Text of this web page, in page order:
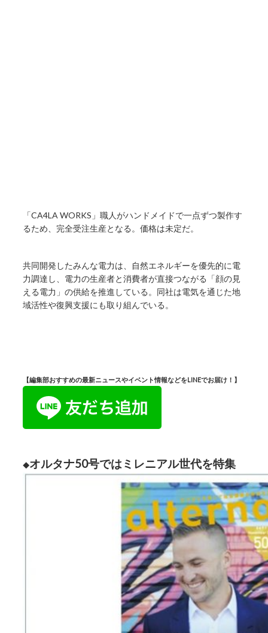
「CA4LA WORKS」職人がハンドメイドで一点ずつ製作す
るため、完全受注生産となる。価格は未定だ。
共同開発したみんな電力は、自然エネルギーを優先的に電
力調達し、電力の生産者と消費者が直接つながる「顔の見
える電力」の供給を推進している。同社は電気を通じた地
域活性や復興支援にも取り組んでいる。
【編集部おすすめの最新ニュースやイベント情報などをLINEでお届け！】
◆オルタナ50号ではミレニアル世代を特集